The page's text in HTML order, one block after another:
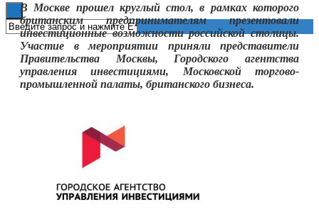
В Москве прошел круглый стол, в рамках которого
британским предпринимателям презентовали
инвестиционные возможности российской столицы.
Участие в мероприятии приняли представители
Правительства Москвы, Городского агентства
управления инвестициями, Московской торгово-
промышленной палаты, британского бизнеса.